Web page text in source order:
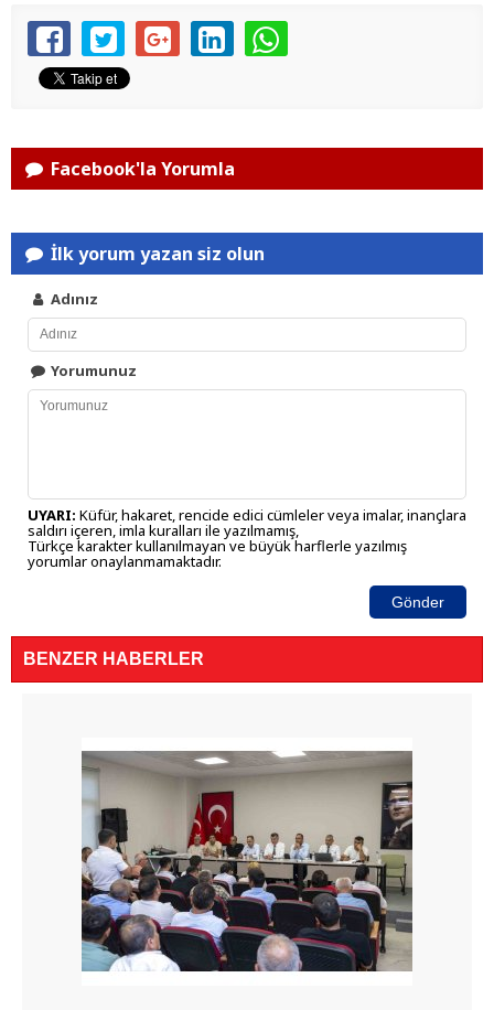
Facebook'la Yorumla
İlk yorum yazan siz olun
Adınız
Yorumunuz
UYARI: Küfür, hakaret, rencide edici cümleler veya imalar, inançlara
saldırı içeren, imla kuralları ile yazılmamış,
Türkçe karakter kullanılmayan ve büyük harflerle yazılmış
yorumlar onaylanmamaktadır.
Gönder
BENZER HABERLER